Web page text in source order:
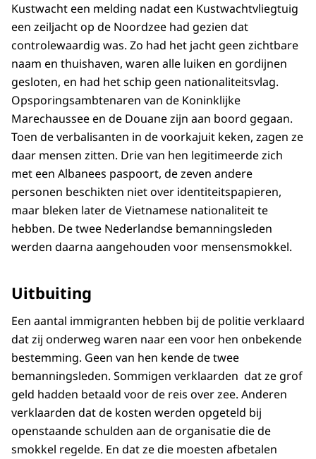
Kustwacht een melding nadat een Kustwachtvliegtuig
een zeiljacht op de Noordzee had gezien dat
controlewaardig was. Zo had het jacht geen zichtbare
naam en thuishaven, waren alle luiken en gordijnen
gesloten, en had het schip geen nationaliteitsvlag.
Opsporingsambtenaren van de Koninklijke
Marechaussee en de Douane zijn aan boord gegaan.
Toen de verbalisanten in de voorkajuit keken, zagen ze
daar mensen zitten. Drie van hen legitimeerde zich
met een Albanees paspoort, de zeven andere
personen beschikten niet over identiteitspapieren,
maar bleken later de Vietnamese nationaliteit te
hebben. De twee Nederlandse bemanningsleden
werden daarna aangehouden voor mensensmokkel.
Uitbuiting
Een aantal immigranten hebben bij de politie verklaard
dat zij onderweg waren naar een voor hen onbekende
bestemming. Geen van hen kende de twee
bemanningsleden. Sommigen verklaarden dat ze grof
geld hadden betaald voor de reis over zee. Anderen
verklaarden dat de kosten werden opgeteld bij
openstaande schulden aan de organisatie die de
smokkel regelde. En dat ze die moesten afbetalen